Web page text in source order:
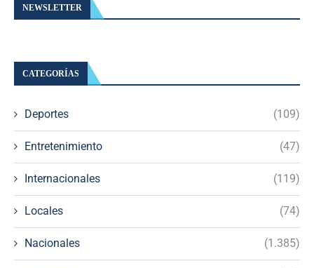
NEWSLETTER
CATEGORÍAS
Deportes (109)
Entretenimiento (47)
Internacionales (119)
Locales (74)
Nacionales (1.385)